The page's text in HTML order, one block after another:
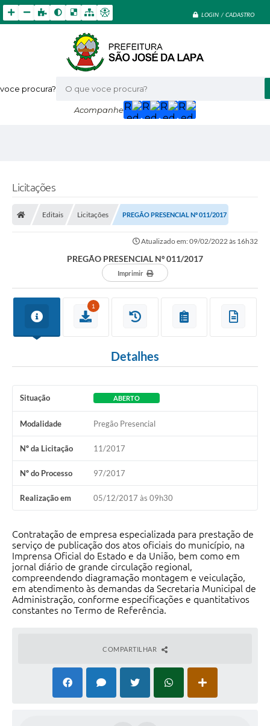
LOGIN / CADASTRO
procura?
Acompanhe
Licitações
Editais Licitações PREGÃO PRESENCIAL Nº 011/2017
Atualizado em: 09/02/2022 às 16h32
PREGÃO PRESENCIAL Nº 011/2017
Imprimir
1
Detalhes
Situação ABERTO
Modalidade Pregão Presencial
Nº da Licitação 11/2017
Nº do Processo 97/2017
Realização em 05/12/2017 às 09h30
Contratação de empresa especializada para prestação de
serviço de publicação dos atos oficiais do município, na
Imprensa Oficial do Estado e da União, bem como em
jornal diário de grande circulação regional,
compreendendo diagramação montagem e veiculação,
em atendimento às demandas da Secretaria Municipal de
Administração, conforme especificações e quantitativos
constantes no Termo de Referência.
COMPARTILHAR